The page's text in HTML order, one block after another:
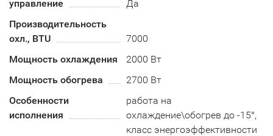
управление
Да
Производительность
охл., BTU
7000
Мощность охлаждения
2000 Вт
Мощность обогрева
2700 Вт
Особенности
исполнения
работа на
охлаждение\обогрев до -15°,
класс энергоэффективности